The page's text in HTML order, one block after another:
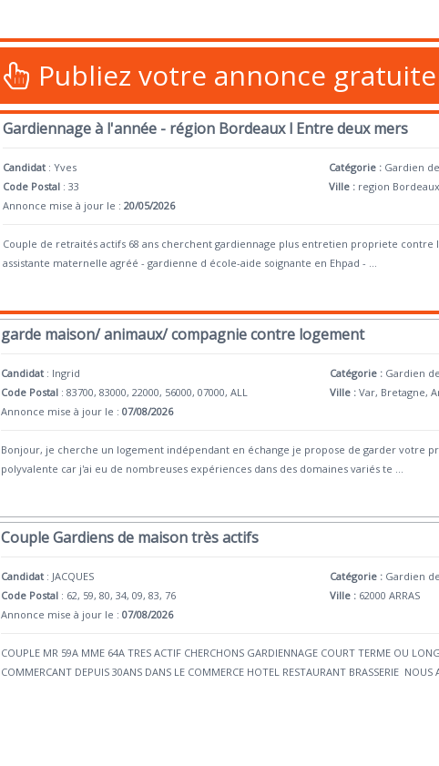
Publiez votre annonce
Gardiennage à l'année - région Bordeaux l Entre deux mers
Candidat :Yves
Code Postal : 33
Annonce mise à jour le :20/05/2026
Catégorie : Gardien
Ville : region Bordeaux
Couple de retraités actifs 68 ans cherchent gardiennage plus entretien propriete
assistante maternelle agréé - gardienne d école-aide soignante en Ehpad -
garde maison/ animaux/ compagnie contre logement
Candidat : Ingrid
Code Postal : 83700, 83000, 22000, 56000, 07000, ALL
Annonce mise à jour le :07/08/2026
Catégorie : Gardien
Ville : Var, Bretagne,
Bonjour, je cherche un logement indépendant en échange je propose de garder votre
polyvalente car j'ai eu de nombreuses expériences dans des domaines variés te
Couple Gardiens de maison très actifs
Candidat : JACQUES
Code Postal : 62, 59, 80, 34, 09, 83, 76
Annonce mise à jour le :07/08/2026
Catégorie : Gardien
Ville : 62000 ARRAS
COUPLE MR 59A MME 64A TRES ACTIF CHERCHONS GARDIENNAGE COURT TERME OU
COMMERCANT DEPUIS 30ANS DANS LE COMMERCE HOTEL RESTAURANT BRASSERIE NOUS